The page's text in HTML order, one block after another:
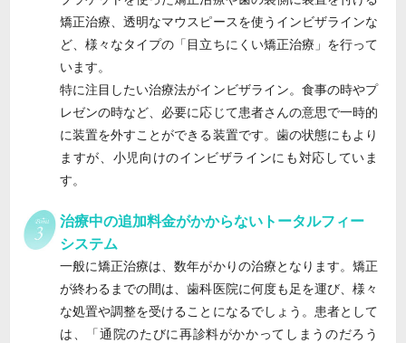
矯正治療、透明なマウスピースを使うインビザラインな
ど、様々なタイプの「目立ちにくい矯正治療」を行って
います。
特に注目したい治療法がインビザライン。食事の時やプ
レゼンの時など、必要に応じて患者さんの意思で一時的
に装置を外すことができる装置です。歯の状態にもより
ますが、小児向けのインビザラインにも対応していま
す。
治療中の追加料金がかからないトータルフィー
システム
一般に矯正治療は、数年がかりの治療となります。矯正
が終わるまでの間は、歯科医院に何度も足を運び、様々
な処置や調整を受けることになるでしょう。患者として
は、「通院のたびに再診料がかかってしまうのだろう